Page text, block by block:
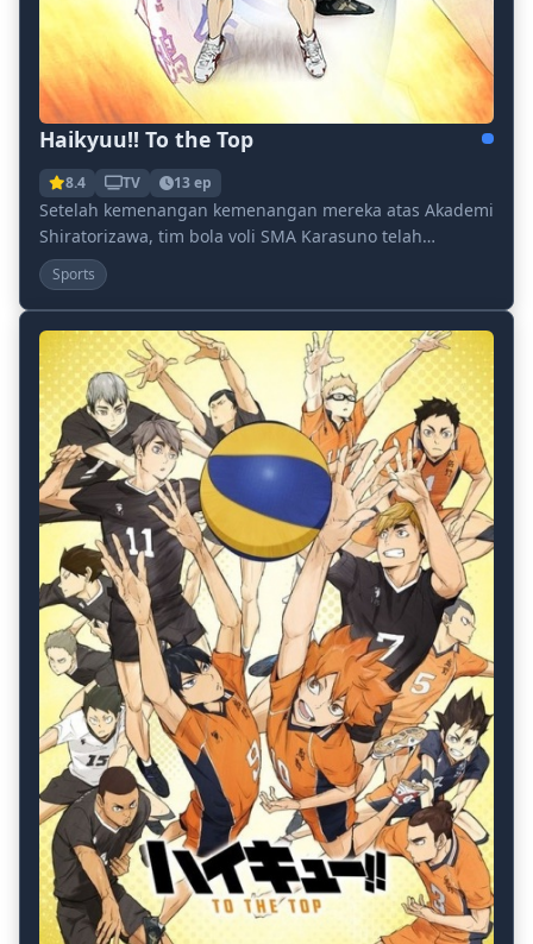
Haikyuu!! To the Top
8.4 TV 13 ep
Setelah kemenangan kemenangan mereka atas Akademi
Shiratorizawa, tim bola voli SMA Karasuno telah
mendapatkan tiket lama yang ditunggu-tunggu ke
Natio...
Sports